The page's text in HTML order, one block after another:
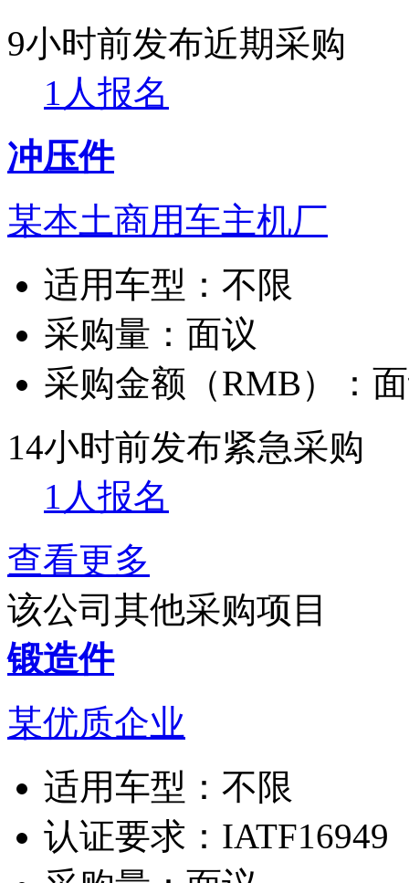
9小时前发布近期采购
1人报名
冲压件
某本土商用车主机厂
适用车型： 不限
采购量： 面议
采购金额（RMB）：
14小时前发布紧急采购
1人报名
查看更多
该公司其他采购项目
锻造件
某优质企业
适用车型： 不限
认证要求： IATF16949